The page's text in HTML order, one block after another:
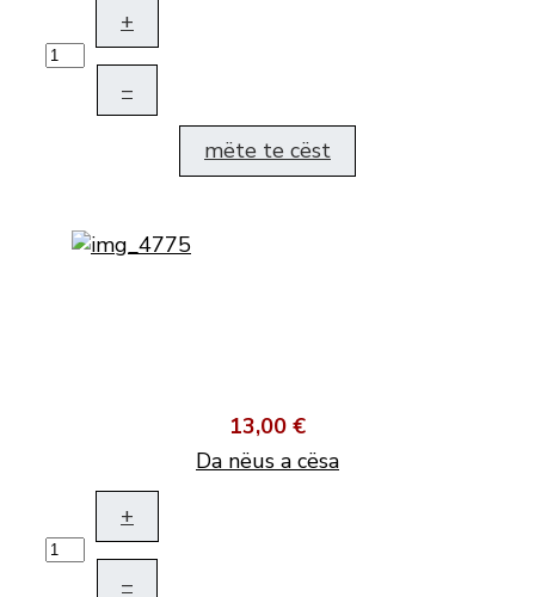
+
–
mëte te cëst
13,00 €
Da nëus a cësa
+
–